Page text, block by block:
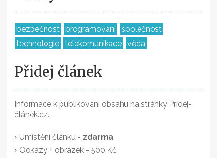
bezpečnost programování
společnost
technologie
telekomunikace věda
Přidej článek
Informace k publikování obsahu na stránky Pridej-
článek.cz.
Umístění článku - zdarma
Odkazy + obrázek - 500 Kč